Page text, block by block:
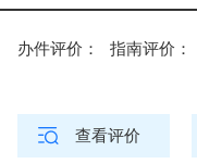
办件评价： 指南评价：
查看评价